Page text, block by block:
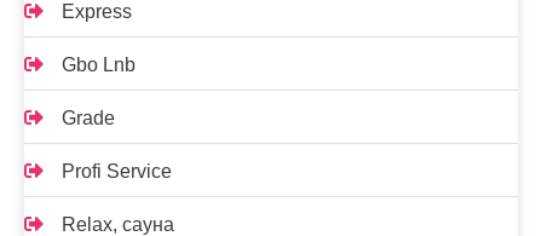
Express
Gbo Lnb
Grade
Profi Service
Relax, сауна